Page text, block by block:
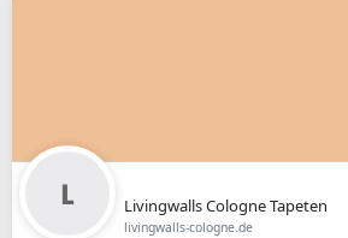
Livingwalls Cologne Tapeten
livingwalls-cologne.de